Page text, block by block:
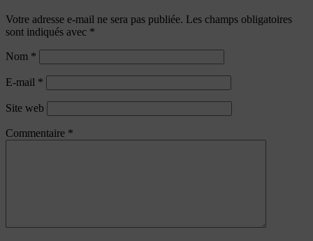
Votre adresse e-mail ne sera pas publiée. Les champs obligatoires
sont indiqués avec *
Nom *
E-mail *
Site web
Commentaire *